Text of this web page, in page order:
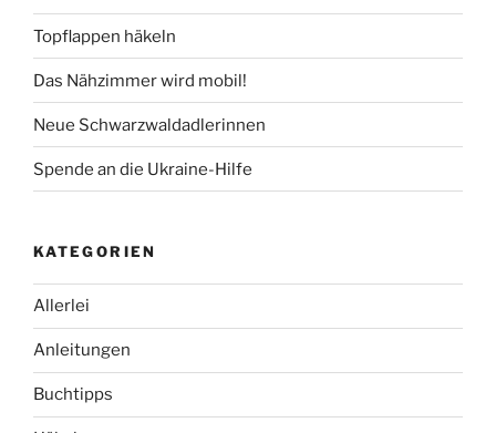
Topflappen häkeln
Das Nähzimmer wird mobil!
Neue Schwarzwaldadlerinnen
Spende an die Ukraine-Hilfe
KATEGORIEN
Allerlei
Anleitungen
Buchtipps